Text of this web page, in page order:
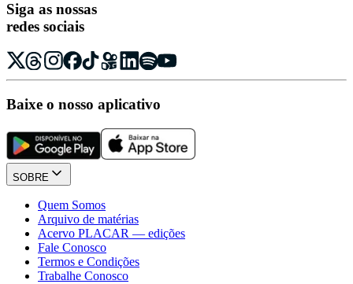
Siga as nossas
redes sociais
Baixe o nosso aplicativo
SOBRE
Quem Somos
Arquivo de matérias
Acervo PLACAR — edições
Fale Conosco
Termos e Condições
Trabalhe Conosco